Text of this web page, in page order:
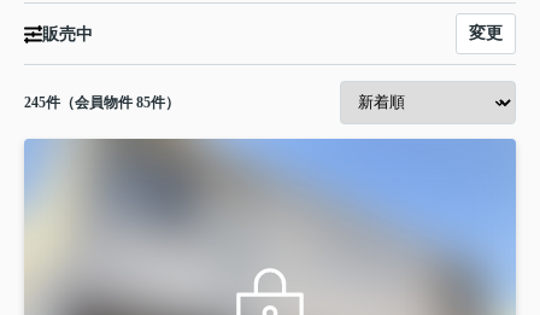
販売中 変更
245件（会員物件 85件）